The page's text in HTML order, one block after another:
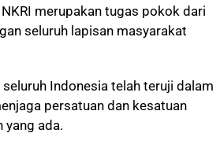
merupakan tugas pokok dari
seluruh lapisan masyarakat
Indonesia telah teruji dalam
persatuan dan kesatuan
yang ada.